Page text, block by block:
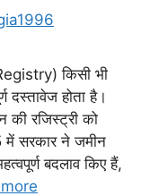
किसी भी
दस्तावेज होता है।
की रजिस्ट्री को
सरकार ने जमीन
बदलाव किए हैं,